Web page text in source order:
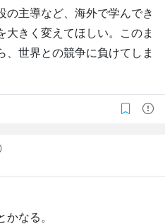
の主導など、海外で学んでき
大きく変えてほしい。このま
、世界との競争に負けてしま
なる。